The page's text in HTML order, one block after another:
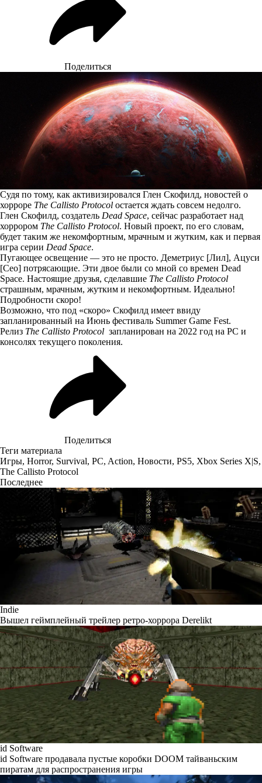
Поделиться
Судя по тому, как активизировался Глен Скофилд, новостей о
хорроре The Callisto Protocol остается ждать совсем недолго.
Глен Скофилд, создатель Dead Space, сейчас разработает над
хоррором The Callisto Protocol. Новый проект, по его словам,
будет таким же некомфортным, мрачным и жутким, как и первая
игра серии Dead Space.
Пугающее освещение — это не просто. Деметриус [Лил], Ацуси
[Сео] потрясающие. Эти двое были со мной со времен Dead
Space. Настоящие друзья, сделавшие The Callisto Protocol
страшным, мрачным, жутким и некомфортным. Идеально!
Подробности скоро!
Возможно, что под «скоро» Скофилд имеет ввиду
запланированный на Июнь фестиваль Summer Game Fest.
Релиз The Callisto Protocol запланирован на 2022 год на PC и
консолях текущего поколения.
Поделиться
Теги материала
Игры, Horror, Survival, PC, Action, Новости, PS5, Xbox Series X|S,
The Callisto Protocol
Последнее
Indie
Вышел геймплейный трейлер ретро-хоррора Derelikt
id Software
id Software продавала пустые коробки DOOM тайваньским
пиратам для распространения игры